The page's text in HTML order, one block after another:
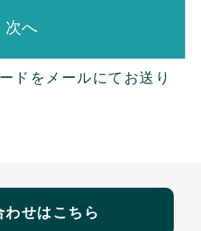
次へ
ドをメールにてお送り
わせはこちら